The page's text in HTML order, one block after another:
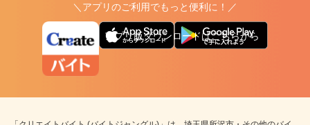
＼アプリのご利用でもっと便利に！／
アプリ版ダウンロードはこちらから